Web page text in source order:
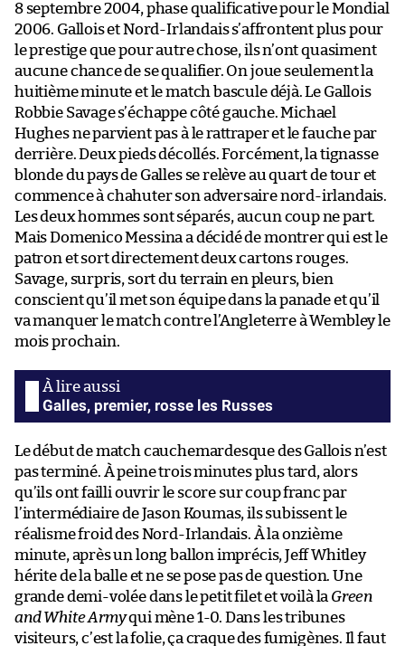
8 septembre 2004, phase qualificative pour le Mondial
2006. Gallois et Nord-Irlandais s’affrontent plus pour
le prestige que pour autre chose, ils n’ont quasiment
aucune chance de se qualifier. On joue seulement la
huitième minute et le match bascule déjà. Le Gallois
Robbie Savage s’échappe côté gauche. Michael
Hughes ne parvient pas à le rattraper et le fauche par
derrière. Deux pieds décollés. Forcément, la tignasse
blonde du pays de Galles se relève au quart de tour et
commence à chahuter son adversaire nord-irlandais.
Les deux hommes sont séparés, aucun coup ne part.
Mais Domenico Messina a décidé de montrer qui est le
patron et sort directement deux cartons rouges.
Savage, surpris, sort du terrain en pleurs, bien
conscient qu’il met son équipe dans la panade et qu’il
va manquer le match contre l’Angleterre à Wembley le
mois prochain.
Galles, premier, rosse les Russes
Le début de match cauchemardesque des Gallois n’est
pas terminé. À peine trois minutes plus tard, alors
qu’ils ont failli ouvrir le score sur coup franc par
l’intermédiaire de Jason Koumas, ils subissent le
réalisme froid des Nord-Irlandais. À la onzième
minute, après un long ballon imprécis, Jeff Whitley
hérite de la balle et ne se pose pas de question. Une
grande demi-volée dans le petit filet et voilà la Green
and White Armyqui mène 1-0. Dans les tribunes
visiteurs, c’est la folie, ça craque des fumigènes. Il faut